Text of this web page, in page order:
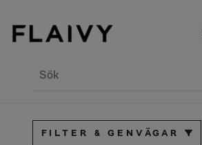
Sök
FILTER & GENVÄGAR